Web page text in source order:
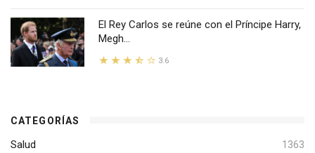
El Rey Carlos se reúne con el Príncipe Harry,
Megh...
3.6
CATEGORÍAS
Salud 1363